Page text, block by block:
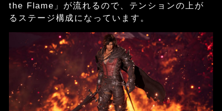
the Flame」が流れるので、テンションの上が
るステージ構成になっています。